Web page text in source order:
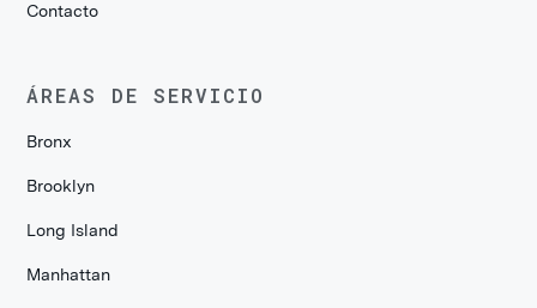
Contacto
ÁREAS DE SERVICIO
Bronx
Brooklyn
Long Island
Manhattan